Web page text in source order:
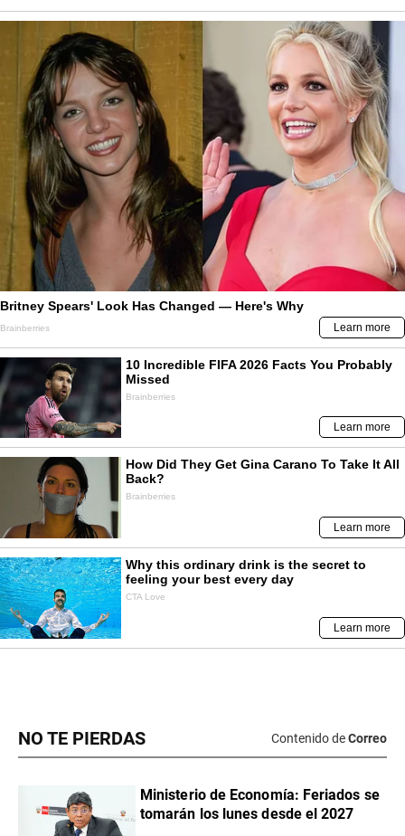
NO TE PIERDAS Contenido deCorreo
Ministerio de Economía: Feriados se
tomarán los lunes desde el 2027